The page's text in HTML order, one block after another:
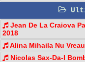
Jean De La Craiova
2018
Alina Mihaila Nu
Nicolas Sax-Da-I